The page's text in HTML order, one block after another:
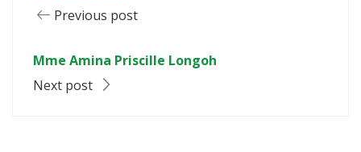
Previous post
Mme Amina Priscille Longoh
Next post